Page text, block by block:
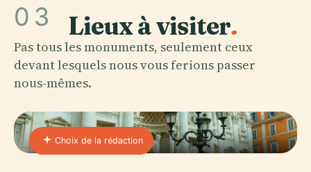
03 Lieux à visiter.
Pas tous les monuments, seulement ceux
devant lesquels nous vous ferions passer
nous-mêmes.
Choix de la rédaction